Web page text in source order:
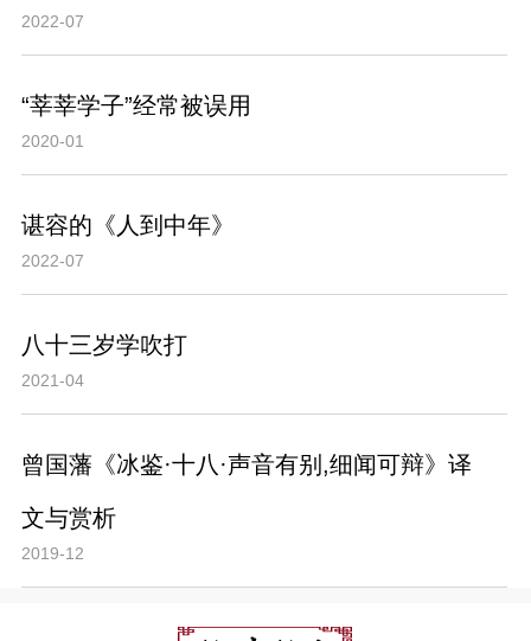
2022-07
“莘莘学子”经常被误用
2020-01
谌容的《人到中年》
2022-07
八十三岁学吹打
2021-04
曾国藩《冰鉴·十八·声音有别,细闻可辩》译
文与赏析
2019-12